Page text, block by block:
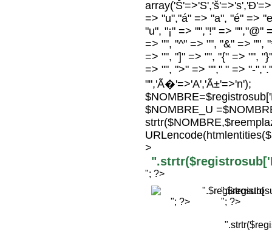
=> "u","á" => "a", "é" =>
"u", "¡" => "","!" => "","@"
=> "", "^" => "", "&" => "",
=> "", "]" => "", "{" => "",
=> "", ">" => ""," " => "-
"",'Ã�'=>'A','Ã±'=>'n');
$NOMBRE_U
>
"; ?>
"; ?>
"; ?>